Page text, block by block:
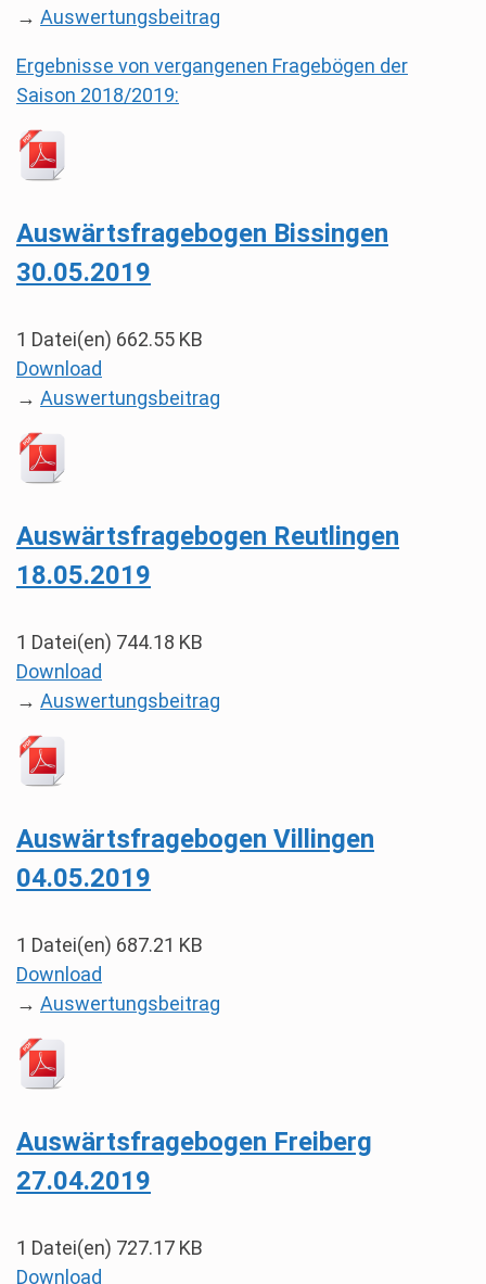
→ Auswertungsbeitrag
Ergebnisse von vergangenen Fragebögen der
Saison 2018/2019:
Auswärtsfragebogen Bissingen
30.05.2019
1 Datei(en) 662.55 KB
Download
→ Auswertungsbeitrag
Auswärtsfragebogen Reutlingen
18.05.2019
1 Datei(en) 744.18 KB
Download
→ Auswertungsbeitrag
Auswärtsfragebogen Villingen
04.05.2019
1 Datei(en) 687.21 KB
Download
→ Auswertungsbeitrag
Auswärtsfragebogen Freiberg
27.04.2019
1 Datei(en) 727.17 KB
Download